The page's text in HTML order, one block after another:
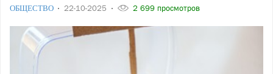
ОБЩЕСТВО 22-10-2025 2 699 просмотров